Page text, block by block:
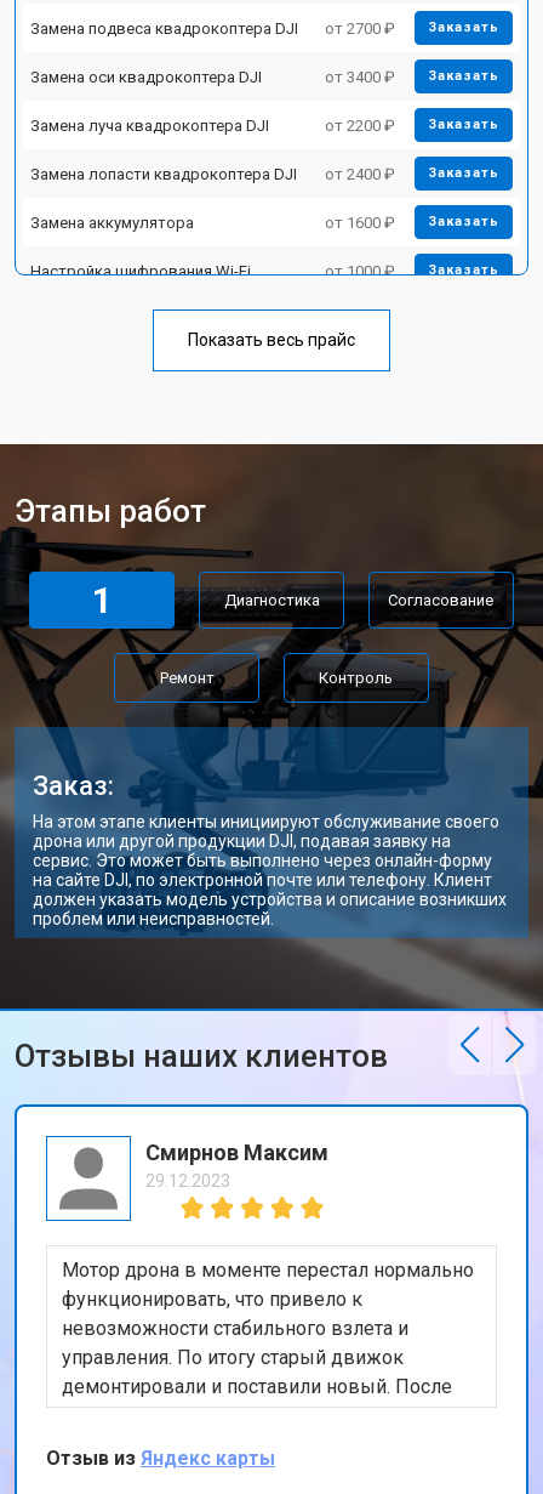
Замена подвеса квадрокоптера DJI от 2700 ₽ Заказать
Замена оси квадрокоптера DJI от 3400 ₽ Заказать
Замена луча квадрокоптера DJI от 2200 ₽ Заказать
Замена лопасти квадрокоптера DJI от 2400 ₽ Заказать
Замена аккумулятора от 1600 ₽ Заказать
Настройка шифрования Wi-Fi от 1000 ₽ Заказать
Замена материнской платы от 2800 ₽
Показать весь прайс
Этапы работ
1 Диагностика Согласование
Ремонт Контроль
Заказ:
На этом этапе клиенты инициируют обслуживание своего
дрона или другой продукции DJI, подавая заявку на
сервис. Это может быть выполнено через онлайн-форму
на сайте DJI, по электронной почте или телефону. Клиент
должен указать модель устройства и описание возникших
проблем или неисправностей.
Отзывы наших клиентов
Смирнов Максим
29.12.2023
Мотор дрона в моменте перестал нормально
функционировать, что привело к
невозможности стабильного взлета и
управления. По итогу старый движок
демонтировали и поставили новый. После
тестового полета, подписал бумаги и принял
коптер, сервисом остался доволен
Отзыв из Яндекс карты